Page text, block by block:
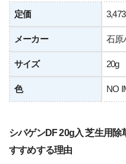
定価
メーカー 石原
サイズ 20g
色 NO
シバゲンDF 20g入 芝生用
すすめする理由